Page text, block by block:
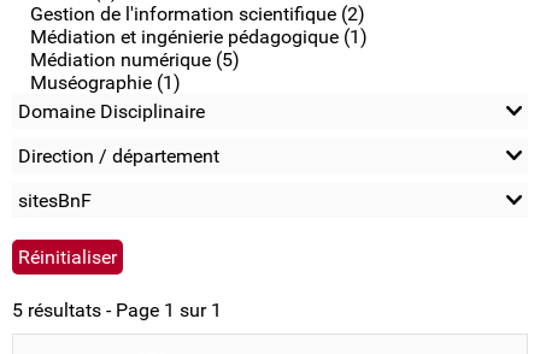
Gestion de l'information scientifique (2)
Médiation et ingénierie pédagogique (1)
Médiation numérique (5)
Muséographie (1)
Domaine Disciplinaire
Direction / département
sitesBnF
5 résultats - Page 1 sur 1